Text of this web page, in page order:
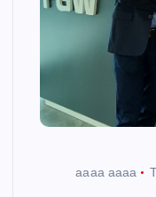
aaaa aaaa